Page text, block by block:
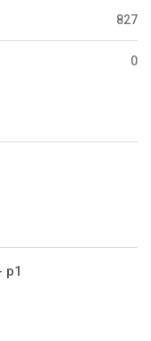
827
0
p1